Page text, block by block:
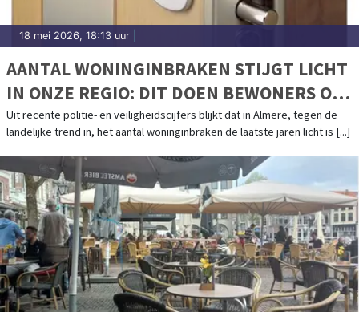
18 mei 2026, 18:13 uur
AANTAL WONINGINBRAKEN STIJGT LICHT
IN ONZE REGIO: DIT DOEN BEWONERS OM
WAARDEVOLLE SPULLEN TE BESCHERMEN
Uit recente politie- en veiligheidscijfers blijkt dat in Almere, tegen de
landelijke trend in, het aantal woninginbraken de laatste jaren licht is [...]